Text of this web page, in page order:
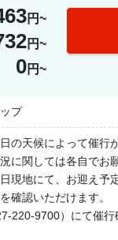
円
円
0円
プ
の天候によって催行
に関しては各自でお
現地にて、お迎え予
確認いただけます。
220-9700）にて催行